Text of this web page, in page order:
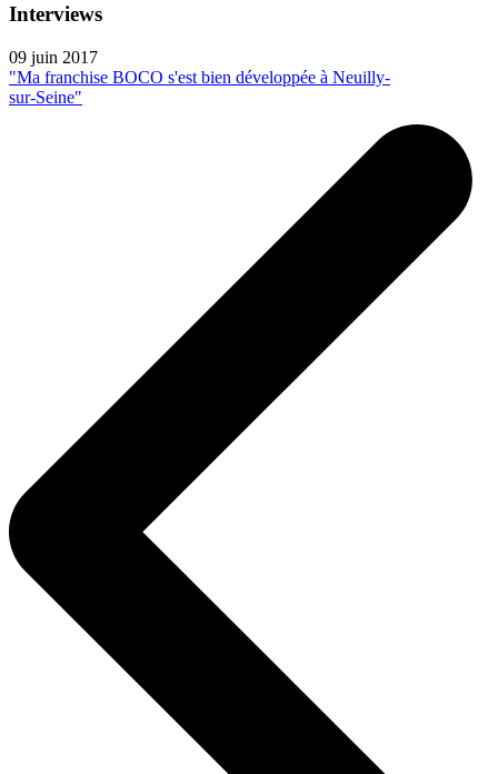
Interviews
09 juin 2017
"Ma franchise BOCO s'est bien développée à Neuilly-
sur-Seine"